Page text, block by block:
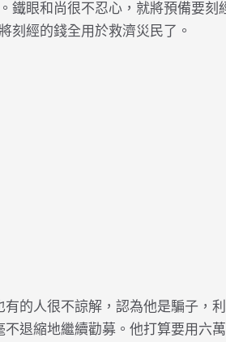
鐵眼和尚很不忍心，就將預備要刻
刻經的錢全用於救濟災民了。
的人很不諒解，認為他是騙子，
退縮地繼續勸募。他打算要用六